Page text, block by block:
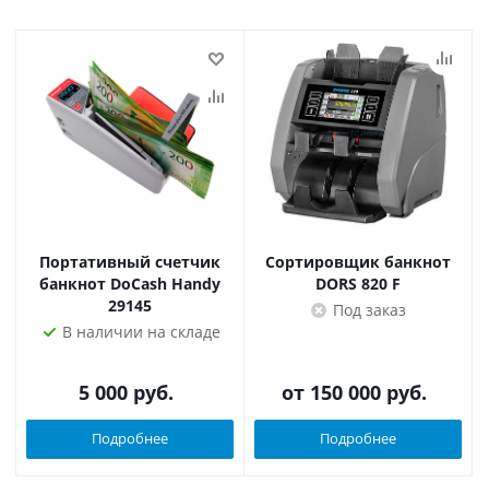
Портативный счетчик
банкнот DoCash Handy
29145
В наличии на складе
5 000 руб.
Подробнее
Сортировщик банкнот
DORS 820 F
Под заказ
от 150 000 руб.
Подробнее